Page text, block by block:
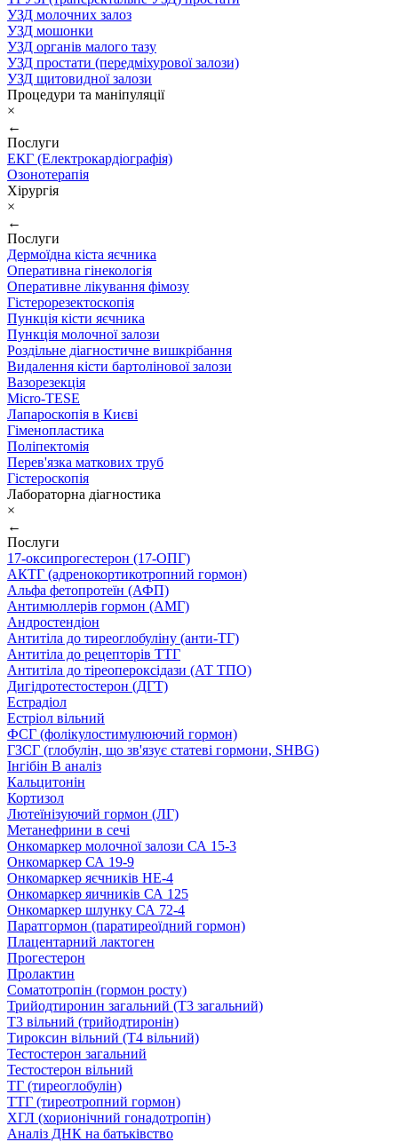
УЗД молочних залоз
УЗД мошонки
УЗД органів малого тазу
УЗД простати (передміхурової залози)
УЗД щитовидної залози
Процедури та маніпуляції
×
←
Послуги
ЕКГ (Електрокардіографія)
Озонотерапія
Хірургія
×
←
Послуги
Дермоїдна кіста яєчника
Оперативна гінекологія
Оперативне лікування фімозу
Гістерорезектоскопія
Пункція кісти яєчника
Пункція молочної залози
Роздільне діагностичне вишкрібання
Видалення кісти бартолінової залози
Вазорезекція
Micro-TESE
Лапароскопія в Києві
Гіменопластика
Поліпектомія
Перев'язка маткових труб
Гістероскопія
Лабораторна діагностика
×
←
Послуги
17-оксипрогестерон (17-ОПГ)
АКТГ (адренокортикотропний гормон)
Альфа фетопротеїн (АФП)
Антимюллерів гормон (АМГ)
Андростендіон
Антитіла до тиреоглобуліну (анти-ТГ)
Антитіла до рецепторів ТТГ
Антитіла до тіреопероксідази (АТ ТПО)
Дигідротестостерон (ДГТ)
Естрадіол
Естріол вільний
ФСГ (фолікулостимулюючий гормон)
ГЗСГ (глобулін, що зв'язує статеві гормони, SHBG)
Інгібін B аналіз
Кальцитонін
Кортизол
Лютеїнізуючий гормон (ЛГ)
Метанефрини в сечі
Онкомаркер молочної залози СА 15-3
Онкомаркер СА 19-9
Онкомаркер яєчників НЕ-4
Онкомаркер яичників СА 125
Онкомаркер шлунку СА 72-4
Паратгормон (паратиреоїдний гормон)
Плацентарний лактоген
Прогестерон
Пролактин
Соматотропін (гормон росту)
Трийодтиронин загальний (Т3 загальний)
Т3 вільний (трийодтиронін)
Тироксин вільний (Т4 вільний)
Тестостерон загальний
Тестостерон вільний
ТГ (тиреоглобулін)
ТТГ (тиреотропний гормон)
ХГЛ (хорионічний гонадотропін)
Аналіз ДНК на батьківство